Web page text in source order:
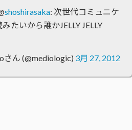
shoshirasaka: 次世代コミュニケ
たいから誰かJELLY JELLY
ん (@mediologic) 3月 27, 2012